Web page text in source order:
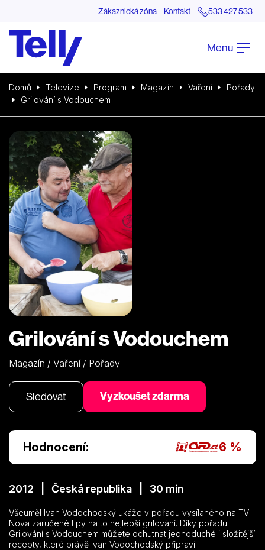
Zákaznická zóna Kontakt 533 427 533
Menu
Domů Televize Program Magazín Vaření
Pořady
Grilování s Vodouchem
Grilování s Vodouchem
Magazín / Vaření / Pořady
Sledovat Vyzkoušet zdarma
Hodnocení: 6 %
2012 | Česká republika | 30 min
Všeuměl Ivan Vodochodský ukáže v pořadu vysílaného na TV
Nova zaručené tipy na to nejlepší grilování. Díky pořadu
Grilování s Vodouchem můžete ochutnat jednoduché i složitější
recepty, které právě Ivan Vodochodský připraví.